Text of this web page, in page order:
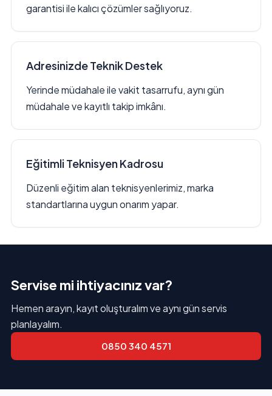
garantisi ile kalıcı çözümler sağlıyoruz.
Adresinizde Teknik Destek
Yerinde müdahale ile vakit tasarrufu, aynı gün
müdahale ve kayıtlı takip imkânı.
Eğitimli Teknisyen Kadrosu
Düzenli eğitim alan teknisyenlerimiz, marka
standartlarına uygun onarım yapar.
Servise mi ihtiyacınız var?
Hemen arayın, kayıt oluşturalım ve aynı gün servis
planlayalım.
0850 340 4571